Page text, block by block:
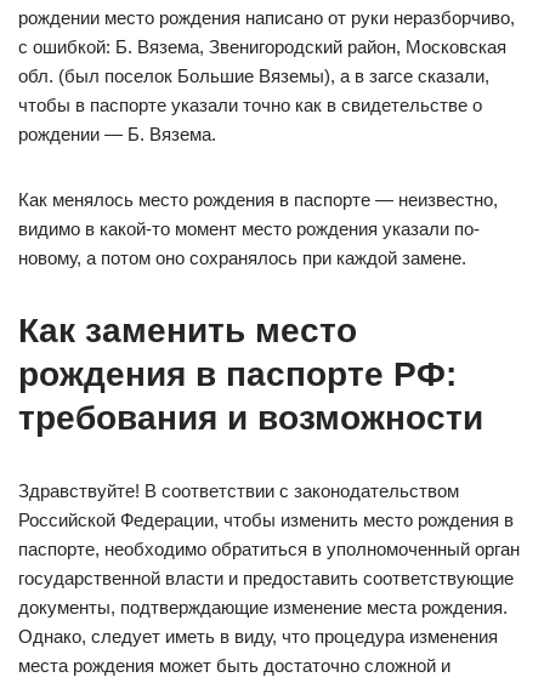
рождении место рождения написано от руки неразборчиво,
с ошибкой: Б. Вязема, Звенигородский район, Московская
обл. (был поселок Большие Вяземы), а в загсе сказали,
чтобы в паспорте указали точно как в свидетельстве о
рождении — Б. Вязема.
Как менялось место рождения в паспорте — неизвестно,
видимо в какой-то момент место рождения указали по-
новому, а потом оно сохранялось при каждой замене.
Как заменить место
рождения в паспорте РФ:
требования и возможности
Здравствуйте! В соответствии с законодательством
Российской Федерации, чтобы изменить место рождения в
паспорте, необходимо обратиться в уполномоченный орган
государственной власти и предоставить соответствующие
документы, подтверждающие изменение места рождения.
Однако, следует иметь в виду, что процедура изменения
места рождения может быть достаточно сложной и